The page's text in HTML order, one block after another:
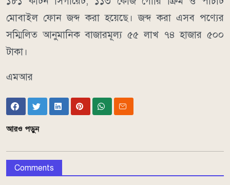
মোবাইল ফোন জব্দ করা হয়েছে। জব্দ করা এসব পণ্যের
সম্মিলিত আনুমানিক বাজারমূল্য ৫৫ লাখ ৭৪ হাজার ৫০০
টাকা।
এমআর
আরও পড়ুন
Comments